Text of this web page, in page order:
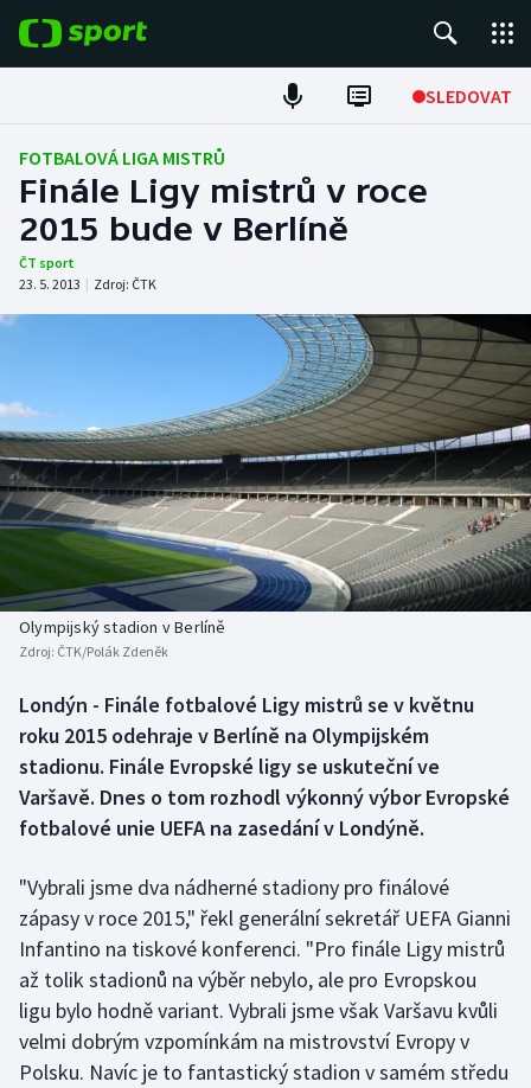
SLEDOVAT
Fotbal
Hokej
Tenis
Atletika
DALŠÍ SPORTY
Americký fotbal
Baseball a softbal
Basketbal
Biatlon
Boby a skeleton
Box
Curling
Dostihy
Florbal
Futsal
Golf
NEPŘEHLÉDNĚTE
Soutěže
Historické návraty
Aplikace ČT sport
AZ kvíz
FOTBALOVÁ LIGA MISTRŮ
Finále Ligy mistrů v roce
2015 bude v Berlíně
ČT sport
23. 5. 2013 | Zdroj: ČTK
Olympijský stadion v Berlíně
Zdroj: ČTK/Polák Zdeněk
Londýn - Finále fotbalové Ligy mistrů se v květnu
roku 2015 odehraje v Berlíně na Olympijském
stadionu. Finále Evropské ligy se uskuteční ve
Varšavě. Dnes o tom rozhodl výkonný výbor Evropské
fotbalové unie UEFA na zasedání v Londýně.
"Vybrali jsme dva nádherné stadiony pro finálové
zápasy v roce 2015," řekl generální sekretář UEFA Gianni
Infantino na tiskové konferenci. "Pro finále Ligy mistrů
až tolik stadionů na výběr nebylo, ale pro Evropskou
ligu bylo hodně variant. Vybrali jsme však Varšavu kvůli
velmi dobrým vzpomínkám na mistrovství Evropy v
Polsku. Navíc je to fantastický stadion v samém středu